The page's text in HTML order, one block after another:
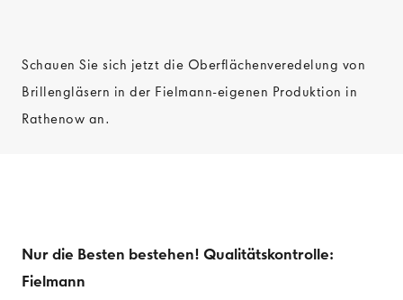
Schauen Sie sich jetzt die Oberflächenveredelung von
Brillengläsern in der Fielmann-eigenen Produktion in
Rathenow an.
Nur die Besten bestehen! Qualitätskontrolle:
Fielmann